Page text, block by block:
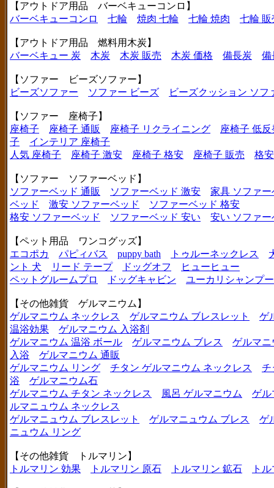
【アウトドア用品 バーベキューコンロ】
バーベキューコンロ
七輪 焼肉 七輪 七輪 焼肉 七輪 販
【アウトドア用品 燃料用木炭】
バーベキュー 炭
木炭 木炭 販売 木炭 価格 備長炭 備
【ソファー ビーズソファー】
ビーズソファー
ソファー ビーズ ビーズクッション ソフ
【ソファー 座椅子】
座椅子
座椅子 通販 座椅子 リクライニング
座椅子 低反
子
インテリア 座椅子
人気 座椅子
座椅子 激安 座椅子 格安 座椅子 販売 格
【ソファー ソファーベッド】
ソファーベッド 通販
ソファーベッド 激安
家具 ソファー
ベッド
激安 ソファーベッド
ソファーベッド 格安
格安 ソファーベッド
ソファーベッド 安い 安い ソファー
【ペット用品 ワンコグッズ】
エコポカ
パピィバス puppy bath トゥルーネックレス
ント 犬
リード テープ ドッグオフ
ヒューヒュー
ペットグルームプロ
ドッグキャビン ユーカリシャンプー
【その他雑貨 ゲルマニウム】
ゲルマニウム ネックレス
ゲルマニウム ブレスレット
ゲ
温浴効果
ゲルマニウム 入浴剤
ゲルマニウム 温浴 ボール
ゲルマニウム ブレス
ゲルマニ
入浴
ゲルマニウム 通販
ゲルマニウム リング
チタン ゲルマニウム ネックレス
チ
浴
ゲルマニウム石
ゲルマニウム チタン ネックレス
風呂 ゲルマニウム
ゲル
ルマニュウム ネックレス
ゲルマニュウム ブレスレット
ゲルマニュウム ブレス
ゲ
ニュウム リング
【その他雑貨 トルマリン】
トルマリン 効果
トルマリン 原石 トルマリン 鉱石 ト